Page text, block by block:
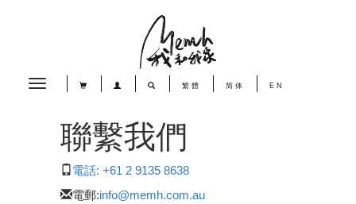
Toggle
繁體 简体 EN
聯繫我們
電話: +61 2 9135 8638
電郵:info@memh.com.au